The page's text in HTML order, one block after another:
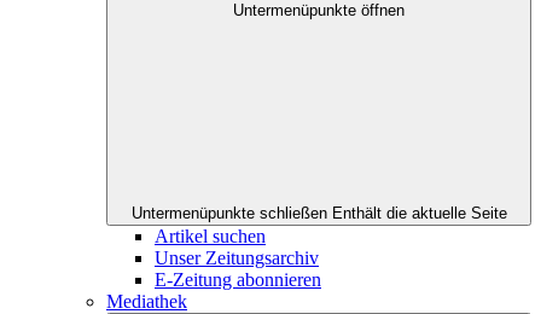
Untermenüpunkte öffnen
Untermenüpunkte schließen Enthält die aktuelle Seite
Artikel suchen
Unser Zeitungsarchiv
E-Zeitung abonnieren
Mediathek